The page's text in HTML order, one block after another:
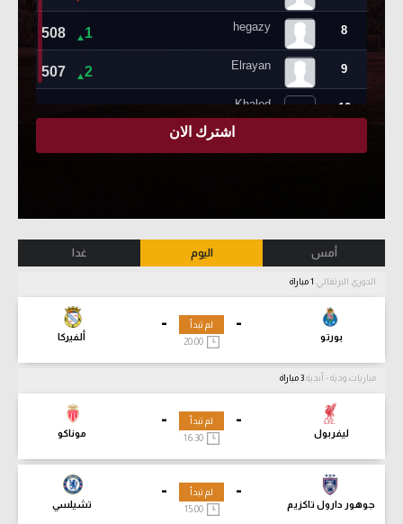
أمس اليوم غدا
الدوري البرتغالي
-
بورتو
-
ألفيركا
لم تبدأ
مباريات ودية - أندية
-
ليفربول
-
موناكو
لم تبدأ
-
جوهور دارول تاكزيم
-
تشيلسي
لم تبدأ
15:00